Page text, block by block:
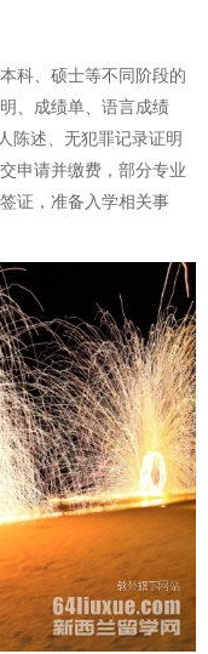
科、硕士等不同阶段的
、成绩单、语言成绩
陈述、无犯罪记录证明
申请并缴费，部分专业
证，准备入学相关事